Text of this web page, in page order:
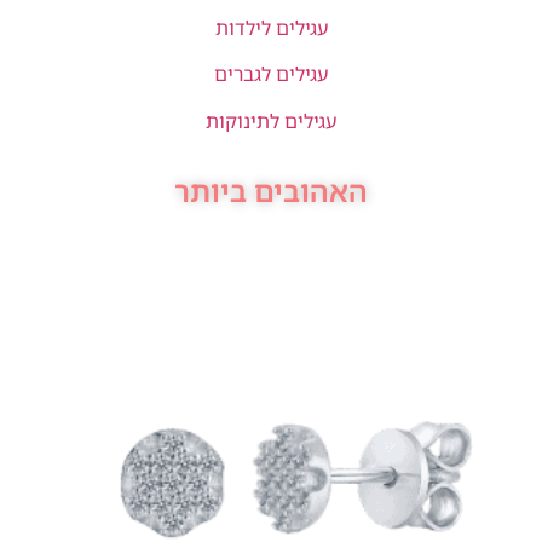
עגילים לילדות
עגילים לגברים
עגילים לתינוקות
האהובים ביותר